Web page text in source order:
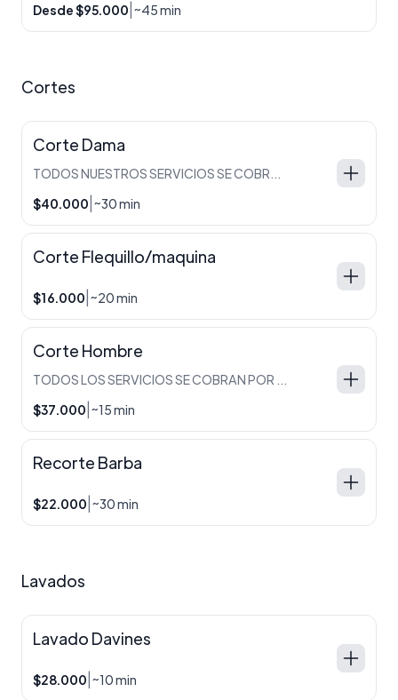
Desde $95.000 ~45 min
Cortes
Corte Dama
$40.000 ~30 min
Corte Flequillo/maquina
$16.000 ~20 min
Corte Hombre
$37.000 ~15 min
Recorte Barba
$22.000 ~30 min
Lavados
Lavado Davines
$28.000 ~10 min